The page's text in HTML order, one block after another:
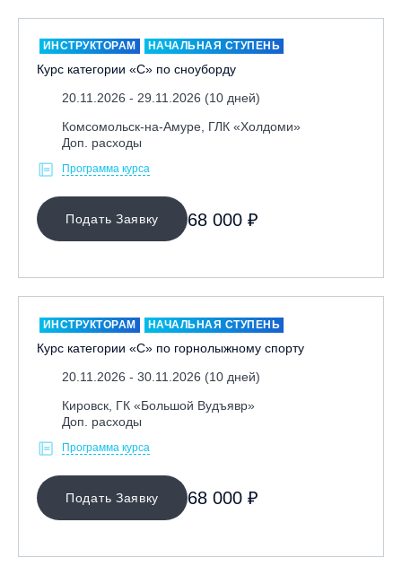
ИНСТРУКТОРАМ НАЧАЛЬНАЯ СТУПЕНЬ
Курс категории «С» по сноуборду
20.11.2026 - 29.11.2026 (10 дней)
Комсомольск-на-Амуре, ГЛК «Холдоми»
Доп. расходы
Программа курса
Подать Заявку 68 000 ₽
ИНСТРУКТОРАМ НАЧАЛЬНАЯ СТУПЕНЬ
Курс категории «С» по горнолыжному спорту
20.11.2026 - 30.11.2026 (10 дней)
Кировск, ГК «Большой Вудъявр»
Доп. расходы
Программа курса
Подать Заявку 68 000 ₽